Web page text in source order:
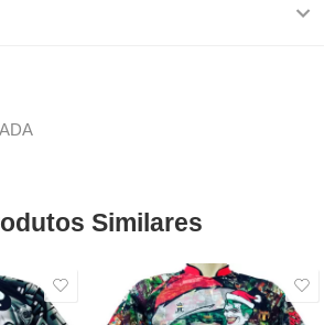
Similares
SALE